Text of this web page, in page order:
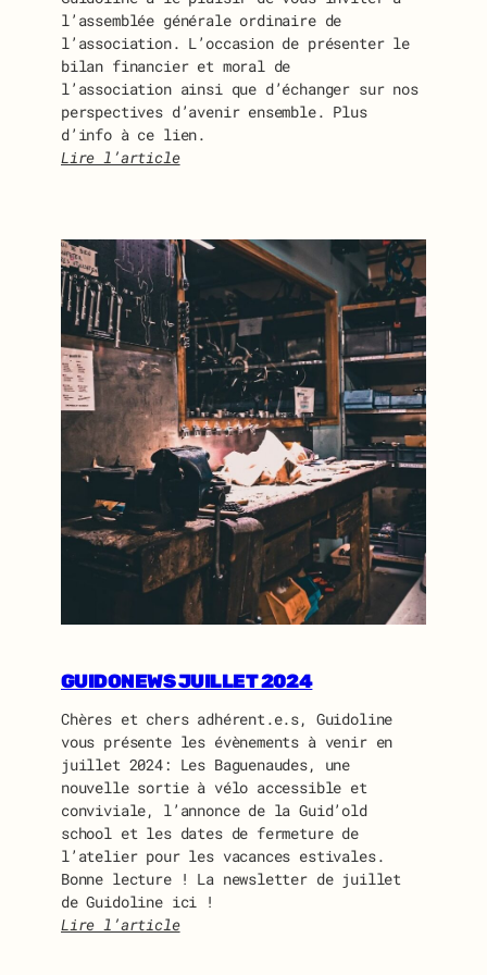
l’assemblée générale ordinaire de
l’association. L’occasion de présenter le
bilan financier et moral de
l’association ainsi que d’échanger sur nos
perspectives d’avenir ensemble. Plus
d’info à ce lien.
Lire l’article
V
I
T
A
T
I
O
N
À
L
’
S
S
E
M
B
E
É
N
É
R
A
L
D
E
G
GUIDONEWS JUILLET 2024
Chères et chers adhérent.e.s, Guidoline
vous présente les évènements à venir en
juillet 2024: Les Baguenaudes, une
nouvelle sortie à vélo accessible et
conviviale, l’annonce de la Guid’old
school et les dates de fermeture de
l’atelier pour les vacances estivales.
Bonne lecture ! La newsletter de juillet
de Guidoline ici !
Lire l’article